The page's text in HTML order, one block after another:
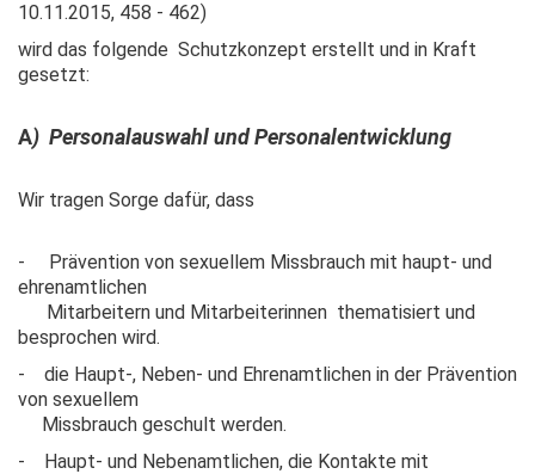
10.11.2015, 458 - 462)
wird das folgende Schutzkonzept erstellt und in Kraft
gesetzt:
A) Personalauswahl und Personalentwicklung
Wir tragen Sorge dafür, dass
- Prävention von sexuellem Missbrauch mit haupt- und
ehrenamtlichen
Mitarbeitern und Mitarbeiterinnen thematisiert und
besprochen wird.
- die Haupt-, Neben- und Ehrenamtlichen in der Prävention
von sexuellem
Missbrauch geschult werden.
- Haupt- und Nebenamtlichen, die Kontakte mit